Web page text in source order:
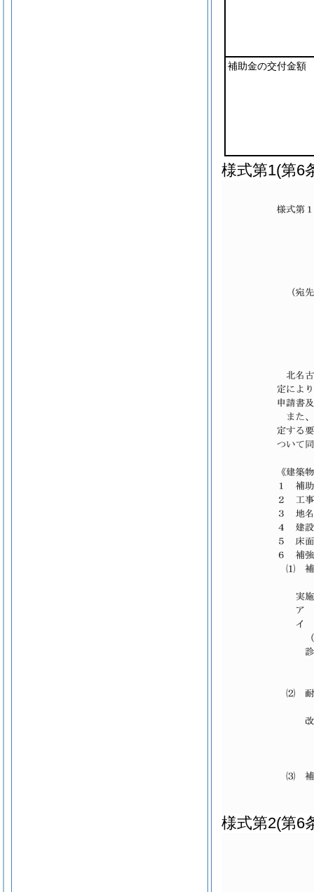
補助金の交付金額
様式第1(第6
様式第2(第6